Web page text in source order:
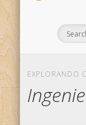
EXPLORANDO